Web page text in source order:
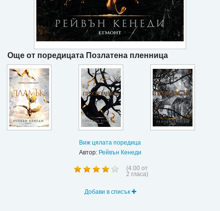
Още от поредицата Позлатена пленница
Виж цялата поредица
Автор: Рейвън Кенеди
(4.00 от
2 гласа)
Добави в списък